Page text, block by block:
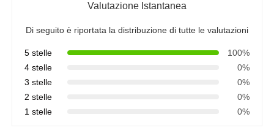
Valutazione Istantanea
Di seguito è riportata la distribuzione di tutte le valutazioni
5 stelle
100%
4 stelle
0%
3 stelle
0%
2 stelle
0%
1 stelle
0%